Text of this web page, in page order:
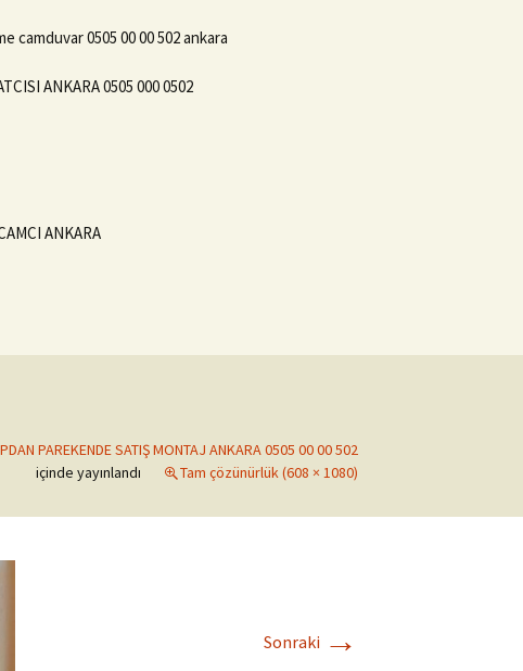
camduvar 0505 00 00 502 ankara
ANKARA 0505 000 0502
ANKARA
PAREKENDE SATIŞ MONTAJ ANKARA 0505 00 00 502
içinde yayınlandı
Tam çözünürlük (608 × 1080)
Sonraki →